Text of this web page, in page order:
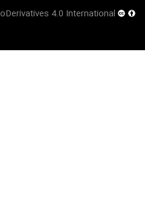
4.0 International